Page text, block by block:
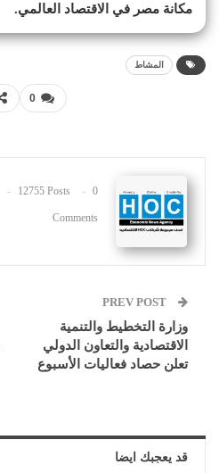
مكانة مصر في الاقتصاد العالمي.
المشاط
0
12755 Posts 0
Comments
وزارة التخطيط والتنمية
الاقتصادية والتعاون الدولي
تعلن حصاد فعاليات الأسبوع
قد يعجبك ايضا